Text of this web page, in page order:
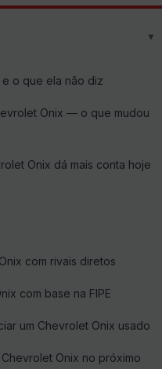
▼
o que ela não diz
Onix — o que mudou
Onix dá mais conta hoje
com rivais diretos
com base na FIPE
um Chevrolet Onix usado
Onix no próximo